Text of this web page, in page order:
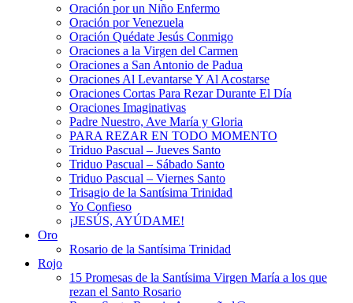
Oración por un Niño Enfermo
Oración por Venezuela
Oración Quédate Jesús Conmigo
Oraciones a la Virgen del Carmen
Oraciones a San Antonio de Padua
Oraciones Al Levantarse Y Al Acostarse
Oraciones Cortas Para Rezar Durante El Día
Oraciones Imaginativas
Padre Nuestro, Ave María y Gloria
PARA REZAR EN TODO MOMENTO
Triduo Pascual – Jueves Santo
Triduo Pascual – Sábado Santo
Triduo Pascual – Viernes Santo
Trisagio de la Santísima Trinidad
Yo Confieso
¡JESÚS, AYÚDAME!
Oro
Rosario de la Santísima Trinidad
Rojo
15 Promesas de la Santísima Virgen María a los que
rezan el Santo Rosario